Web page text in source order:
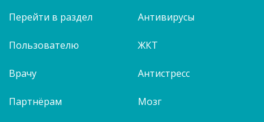
Перейти в раздел
Пользователю
Врачу
Партнёрам
Антивирусы
ЖКТ
Антистресс
Мозг